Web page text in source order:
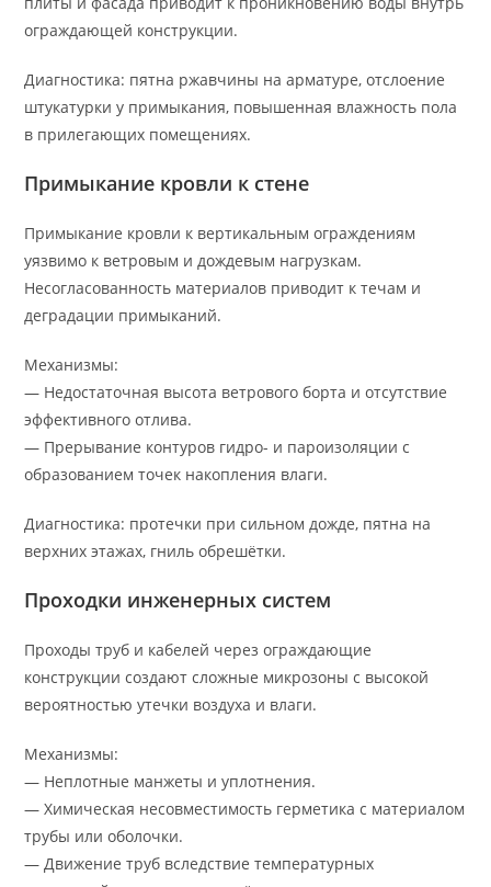
ограждающей конструкции.
Диагностика: пятна ржавчины на арматуре, отслоение
штукатурки у примыкания, повышенная влажность пола
в прилегающих помещениях.
Примыкание кровли к стене
Примыкание кровли к вертикальным ограждениям
уязвимо к ветровым и дождевым нагрузкам.
Несогласованность материалов приводит к течам и
деградации примыканий.
Механизмы:
— Недостаточная высота ветрового борта и отсутствие
эффективного отлива.
— Прерывание контуров гидро- и пароизоляции с
образованием точек накопления влаги.
Диагностика: протечки при сильном дожде, пятна на
верхних этажах, гниль обрешётки.
Проходки инженерных систем
Проходы труб и кабелей через ограждающие
конструкции создают сложные микрозоны с высокой
вероятностью утечки воздуха и влаги.
Механизмы:
— Неплотные манжеты и уплотнения.
— Химическая несовместимость герметика с материалом
трубы или оболочки.
— Движение труб вследствие температурных